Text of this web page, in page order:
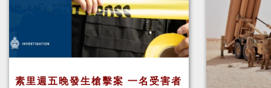
素里週五晚發生槍擊案 一名受害者